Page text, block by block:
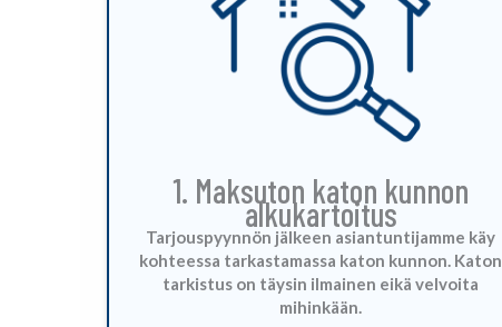
1. Maksuton katon kunnon
alkukartoitus
Tarjouspyynnön jälkeen asiantuntijamme käy
kohteessa tarkastamassa katon kunnon. Katon
tarkistus on täysin ilmainen eikä velvoita
mihinkään.